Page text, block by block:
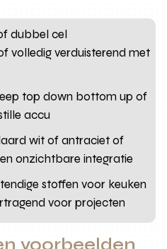
dubbel cel
volledig verduisterend met
top down bottom up of
accu
wit of antraciet of
onzichtbare integratie
stoffen voor keuken
voor projecten